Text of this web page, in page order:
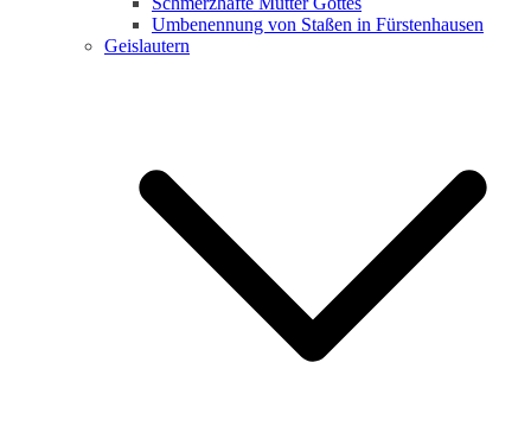
Umbenennung von Staßen in Fürstenhausen
Geislautern